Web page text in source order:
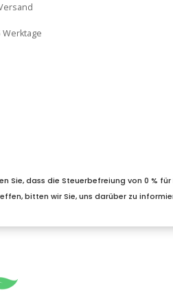
€14,95 €.
Werktage
Sie, dass die Steuerbefreiung von 0 %
bitten wir Sie, uns darüber zu